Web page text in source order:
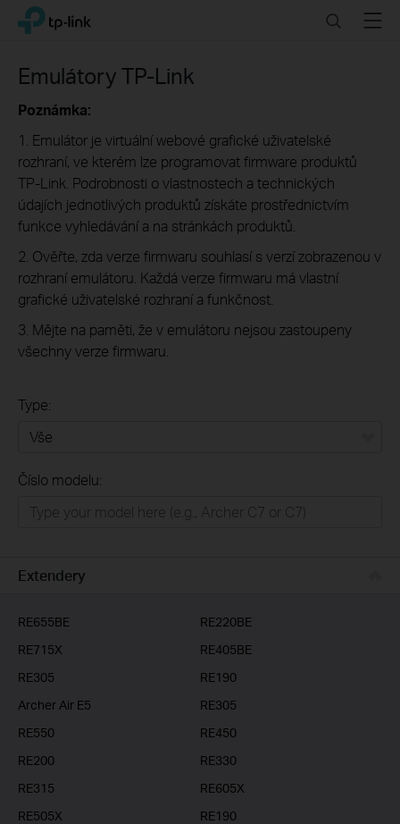
Click
navigation
TP-Link, Reliably Smart SearchMenu
Emulátory TP-Link
Poznámka:
1. Emulátor je virtuální webové grafické uživatelské
rozhraní, ve kterém lze programovat firmware produktů
TP-Link. Podrobnosti o vlastnostech a technických
údajích jednotlivých produktů získáte prostřednictvím
funkce vyhledávání a na stránkách produktů.
2. Ověřte, zda verze firmwaru souhlasí s verzí zobrazenou v
rozhraní emulátoru. Každá verze firmwaru má vlastní
grafické uživatelské rozhraní a funkčnost.
3. Mějte na paměti, že v emulátoru nejsou zastoupeny
všechny verze firmwaru.
Type:
Business
Číslo modelu:
Extendery
RE655BE
RE220BE
RE715X
RE405BE
RE305
RE190
Archer Air E5
RE305
RE550
RE450
RE200
RE330
RE315
RE605X
RE505X
RE190